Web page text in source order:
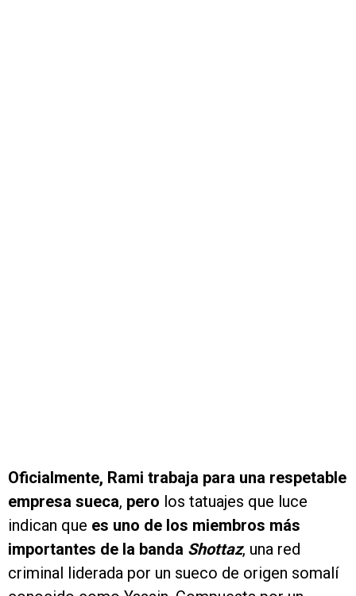
Oficialmente, Rami trabaja para una respetable
empresa sueca, pero los tatuajes que luce
indican que es uno de los miembros más
importantes de la banda Shottaz, una red
criminal liderada por un sueco de origen somalí